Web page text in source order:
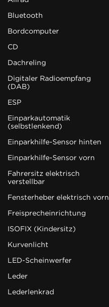
Bluetooth
Bordcomputer
CD
Dachreling
Digitaler Radioempfang
(DAB)
ESP
Einparkautomatik
(selbstlenkend)
Einparkhilfe-Sensor hinten
Einparkhilfe-Sensor vorn
Fahrersitz elektrisch
verstellbar
Fensterheber elektrisch vorn
Freisprecheinrichtung
ISOFIX (Kindersitz)
Kurvenlicht
LED-Scheinwerfer
Leder
Lederlenkrad